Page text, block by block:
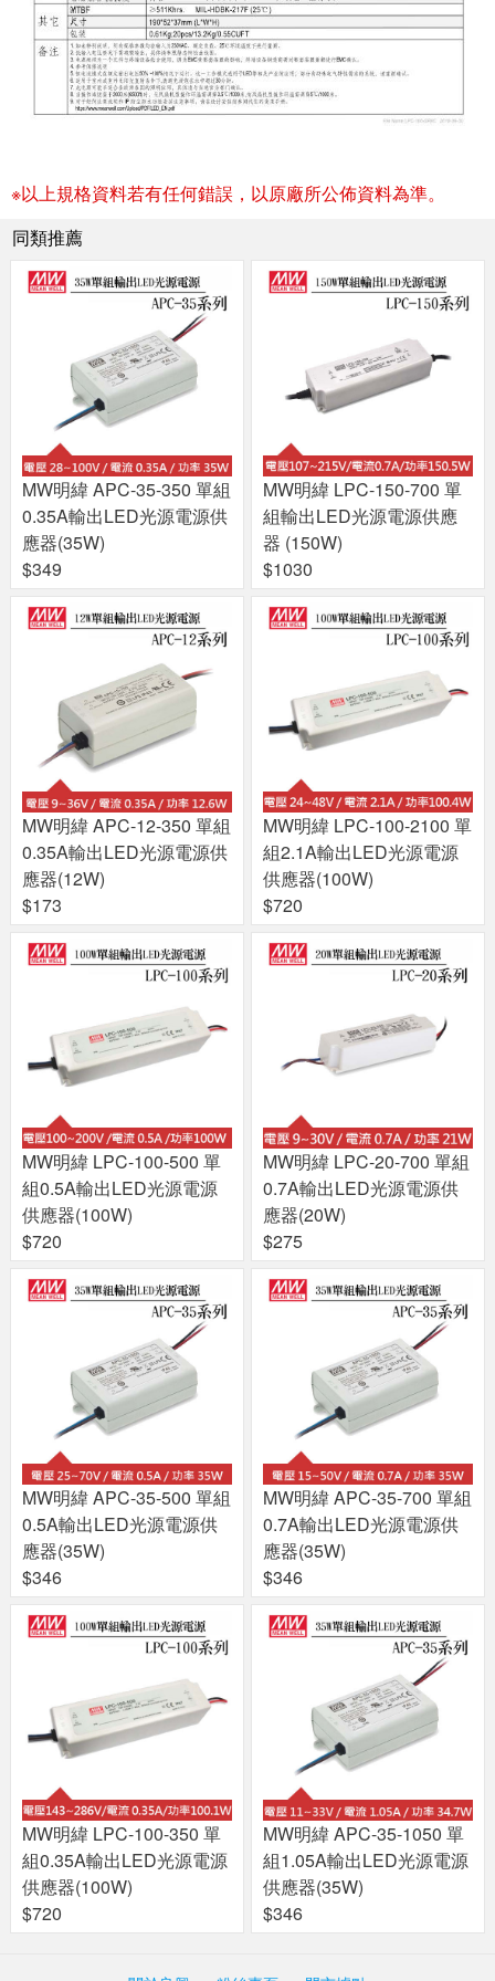
※以上規格資料若有任何錯誤，以原廠所公佈資料為準。
同類推薦
MW明緯 APC-35-350 單組
0.35A輸出LED光源電源供
應器(35W)
$349
MW明緯 LPC-150-700 單
組輸出LED光源電源供應
器 (150W)
$1030
MW明緯 APC-12-350 單組
0.35A輸出LED光源電源供
應器(12W)
$173
MW明緯 LPC-100-2100 單
組2.1A輸出LED光源電源
供應器(100W)
$720
MW明緯 LPC-100-500 單
組0.5A輸出LED光源電源
供應器(100W)
$720
MW明緯 LPC-20-700 單組
0.7A輸出LED光源電源供
應器(20W)
$275
MW明緯 APC-35-500 單組
0.5A輸出LED光源電源供
應器(35W)
$346
MW明緯 APC-35-700 單組
0.7A輸出LED光源電源供
應器(35W)
$346
MW明緯 LPC-100-350 單
組0.35A輸出LED光源電源
供應器(100W)
$720
MW明緯 APC-35-1050 單
組1.05A輸出LED光源電源
供應器(35W)
$346